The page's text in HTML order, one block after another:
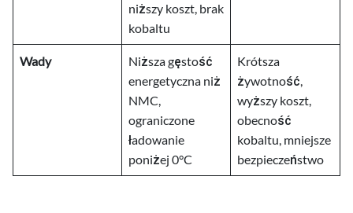
niższy koszt, brak
kobaltu
Wady
Niższa gęstość
energetyczna niż
NMC,
ograniczone
ładowanie
poniżej 0°C
Krótsza
żywotność,
wyższy koszt,
obecność
kobaltu, mniejsze
bezpieczeństwo